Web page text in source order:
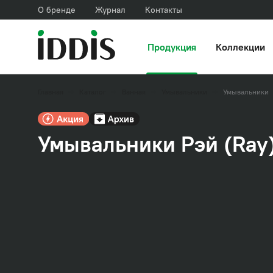
О бренде Журнал Контакты
Продукция Коллекции
Умывальники
Умывальники Рэй